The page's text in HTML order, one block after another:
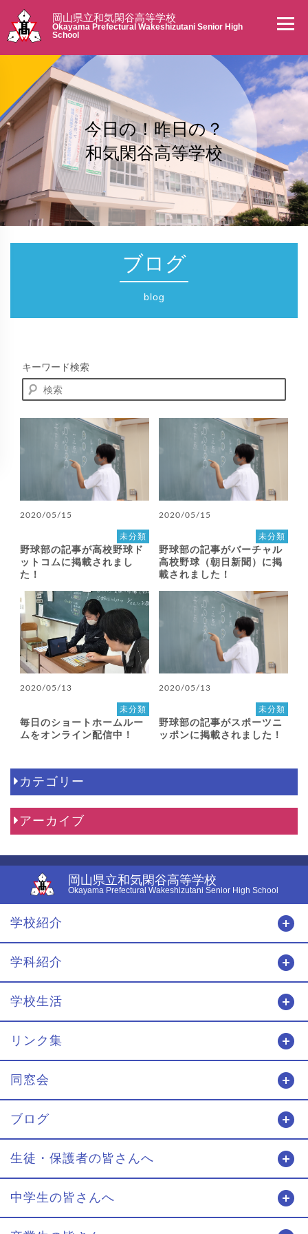
岡山県立和気閑谷高等学校
Okayama Prefectural Wakeshizutani Senior High
School
今日の！昨日の？
和気閑谷高等学校
ブログ
blog
キーワード検索
2020/05/15
未分類
野球部の記事が高校野球ド
ットコムに掲載されまし
た！
2020/05/15
未分類
野球部の記事がバーチャル
高校野球（朝日新聞）に掲
載されました！
2020/05/13
未分類
毎日のショートホームルー
ムをオンライン配信中！
2020/05/13
未分類
野球部の記事がスポーツニ
ッポンに掲載されました！
カテゴリー
アーカイブ
岡山県立和気閑谷高等学校
Okayama Prefectural Wakeshizutani Senior High School
学校紹介
学科紹介
学校生活
リンク集
同窓会
ブログ
生徒・保護者の皆さんへ
中学生の皆さんへ